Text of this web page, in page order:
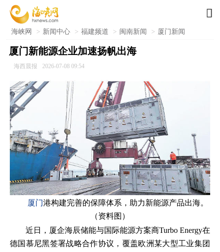

海峡网 > 新闻中心 > 福建频道 > 闽南新闻 > 厦门新闻
厦门新能源企业加速扬帆出海
海西晨报 2026-07-08 09:54
厦门港构建完善的保障体系，助力新能源产品出海。
（资料图）
近日，厦企海辰储能与国际能源方案商Turbo Energy在
德国慕尼黑签署战略合作协议，覆盖欧洲某大型工业集团